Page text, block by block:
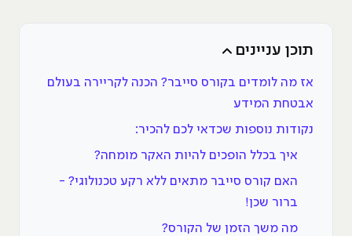
תוכן עניינים
אז מה לומדים בקורס סייבר? הכנה לקריירה בעולם
אבטחת המידע
נקודות נוספות שכדאי לכם להכיר:
איך בכלל הופכים להיות האקר מומחה?
האם קורס סייבר מתאים ללא רקע טכנולוגי? -
ברור שכן!
מה משך הזמן של הקורס?